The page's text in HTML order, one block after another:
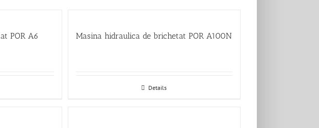
POR A6 Masina hidraulica de brichetat POR A100N
Details